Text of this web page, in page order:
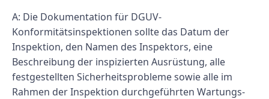
A: Die Dokumentation für DGUV-
Konformitätsinspektionen sollte das Datum der
Inspektion, den Namen des Inspektors, eine
Beschreibung der inspizierten Ausrüstung, alle
festgestellten Sicherheitsprobleme sowie alle im
Rahmen der Inspektion durchgeführten Wartungs-